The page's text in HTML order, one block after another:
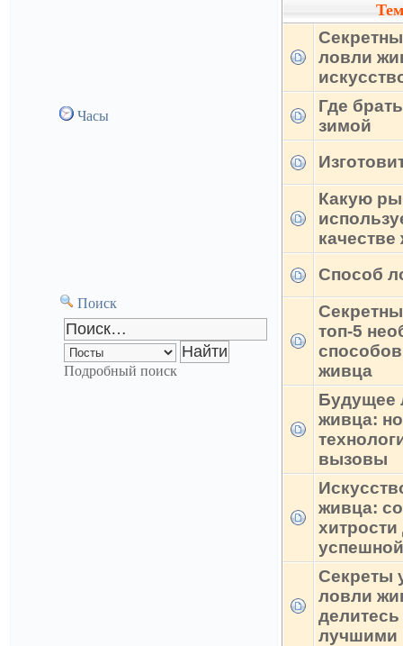
Часы
Поиск
Подробный поиск
ловли
Где
зимой
Какую
Способ
топ-5
живца
Будущее
живца:
вызовы
живца:
хитрости
Секреты
ловли
лучшими